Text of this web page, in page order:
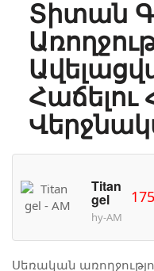
Տիտան
Titan
gel
hy-AM
Սեռական